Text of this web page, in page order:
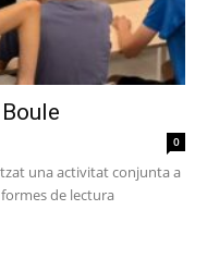
0
una activitat conjunta a
formes de lectura